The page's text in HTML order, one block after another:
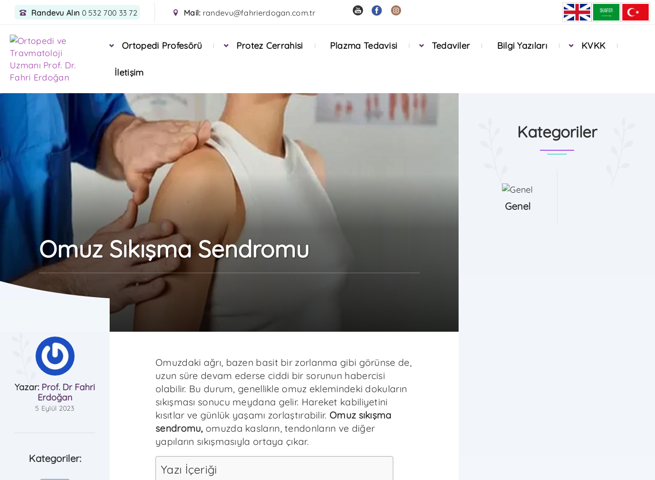
Randevu Alın 0 532 700 33 72 Mail: randevu@fahrierdogan.com.tr
Ortopedi Profesörü Protez Cerrahisi Plazma Tedavisi Tedaviler Bilgi Yazıları KVKK
İletişim
Omuz Sıkışma Sendromu
Yazar: Prof. Dr Fahri
Erdoğan
5 Eylül 2023
Kategoriler:
Omuzdaki ağrı, bazen basit bir zorlanma gibi görünse de,
uzun süre devam ederse ciddi bir sorunun habercisi
olabilir. Bu durum, genellikle omuz eklemindeki dokuların
sıkışması sonucu meydana gelir. Hareket kabiliyetini
kısıtlar ve günlük yaşamı zorlaştırabilir. Omuz sıkışma
sendromu, omuzda kasların, tendonların ve diğer
yapıların sıkışmasıyla ortaya çıkar.
Yazı İçeriği
Kategoriler
Genel